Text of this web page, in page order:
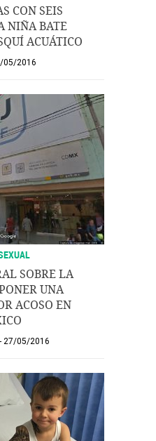
CON SEIS
NIÑA BATE
ACUÁTICO
05/2016
SOBRE LA
UNA
ACOSO EN
27/05/2016